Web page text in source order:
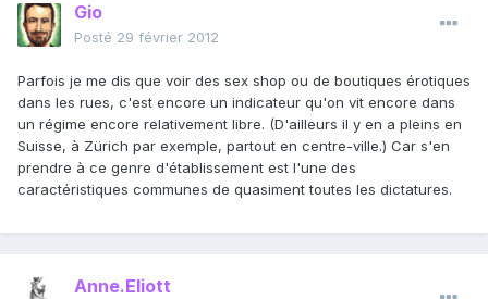
Gio
Posté 29 février 2012
Parfois je me dis que voir des sex shop ou de boutiques érotiques
dans les rues, c'est encore un indicateur qu'on vit encore dans
un régime encore relativement libre. (D'ailleurs il y en a pleins en
Suisse, à Zürich par exemple, partout en centre-ville.) Car s'en
prendre à ce genre d'établissement est l'une des
caractéristiques communes de quasiment toutes les dictatures.
Anne.Eliott